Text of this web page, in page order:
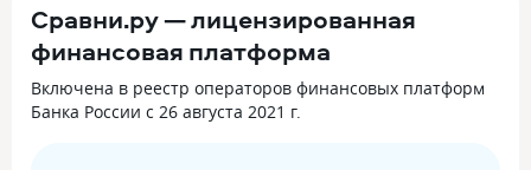
Сравни.ру — лицензированная
финансовая платформа
Включена в реестр операторов финансовых платформ
Банка России с 26 августа 2021 г.